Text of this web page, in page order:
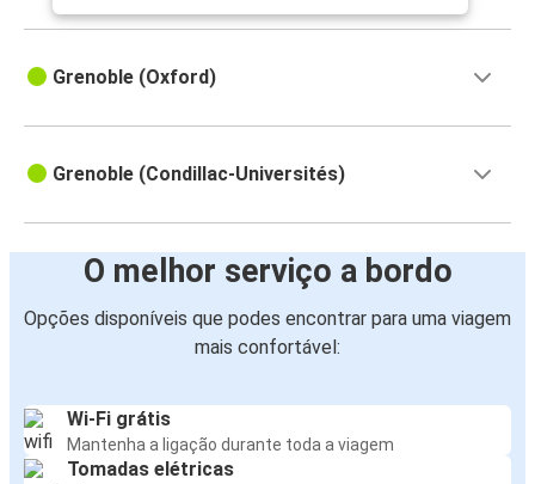
Grenoble (Oxford)
Grenoble (Condillac-Universités)
O melhor serviço a bordo
Opções disponíveis que podes encontrar para uma viagem
mais confortável:
Wi-Fi grátis
Mantenha a ligação durante toda a viagem
Tomadas elétricas